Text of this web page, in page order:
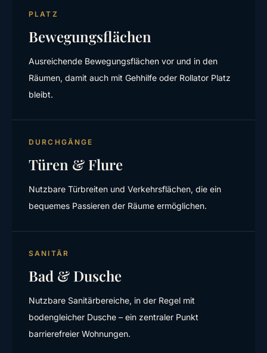
PLATZ
Bewegungsflächen
Ausreichende Bewegungsflächen vor und in den
Räumen, damit auch mit Gehhilfe oder Rollator Platz
bleibt.
DURCHGÄNGE
Türen & Flure
Nutzbare Türbreiten und Verkehrsflächen, die ein
bequemes Passieren der Räume ermöglichen.
SANITÄR
Bad & Dusche
Nutzbare Sanitärbereiche, in der Regel mit
bodengleicher Dusche – ein zentraler Punkt
barrierefreier Wohnungen.